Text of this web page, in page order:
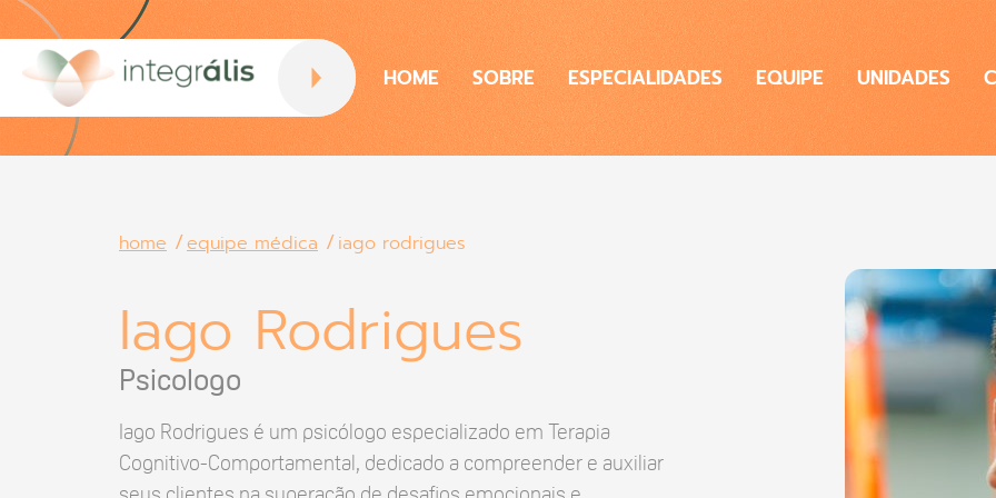
HOME SOBRE ESPECIALIDADES EQUIPE UNIDADES
home equipe médica iago rodrigues
Iago Rodrigues
Psicologo
Iago Rodrigues é um psicólogo especializado em Terapia
Cognitivo-Comportamental, dedicado a compreender e auxiliar